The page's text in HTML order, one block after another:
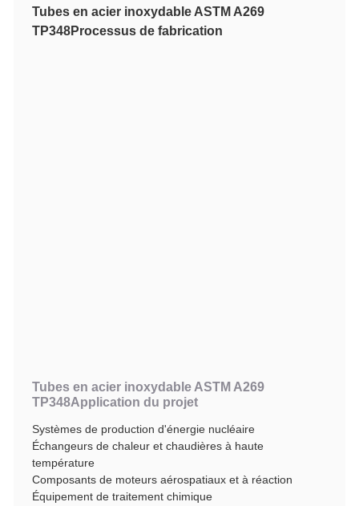
Tubes en acier inoxydable ASTM A269
TP348Processus de fabrication
Tubes en acier inoxydable ASTM A269
TP348Application du projet
Systèmes de production d'énergie nucléaire
Échangeurs de chaleur et chaudières à haute
température
Composants de moteurs aérospatiaux et à réaction
Équipement de traitement chimique